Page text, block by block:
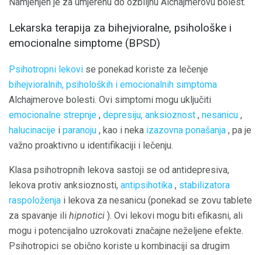
Lekarska terapija za bihejvioralne, psihološke i
emocionalne simptome (BPSD)
Psihotropni lekovi se ponekad koriste za lečenje
bihejvioralnih, psiholoških i emocionalnih simptoma
Alchajmerove bolesti. Ovi simptomi mogu uključiti
emocionalne strepnje , depresiju, anksioznost , nesanicu ,
halucinacije i paranoju , kao i neka izazovna ponašanja , pa je
važno proaktivno u identifikaciji i lečenju.
Klasa psihotropnih lekova sastoji se od antidepresiva,
lekova protiv anksioznosti, antipsihotika , stabilizatora
raspoloženja i lekova za nesanicu (ponekad se zovu tablete
za spavanje ili hipnotici ). Ovi lekovi mogu biti efikasni, ali
mogu i potencijalno uzrokovati značajne neželjene efekte.
Psihotropici se obično koriste u kombinaciji sa drugim